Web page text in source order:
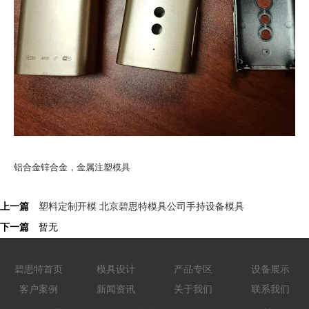
铝合金锌合金，金属注塑模具
上一篇
塑料定制开模 北京碧思特模具公司手持设备模具
下一篇
暂无
碧思特首页 模具设计 产品专区
设备展示
客户案例
新闻资讯 关于我们 联系我们